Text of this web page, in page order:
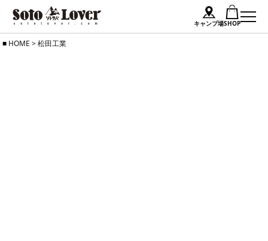
キャンプ場SHOP
SkipHOME >松田工業